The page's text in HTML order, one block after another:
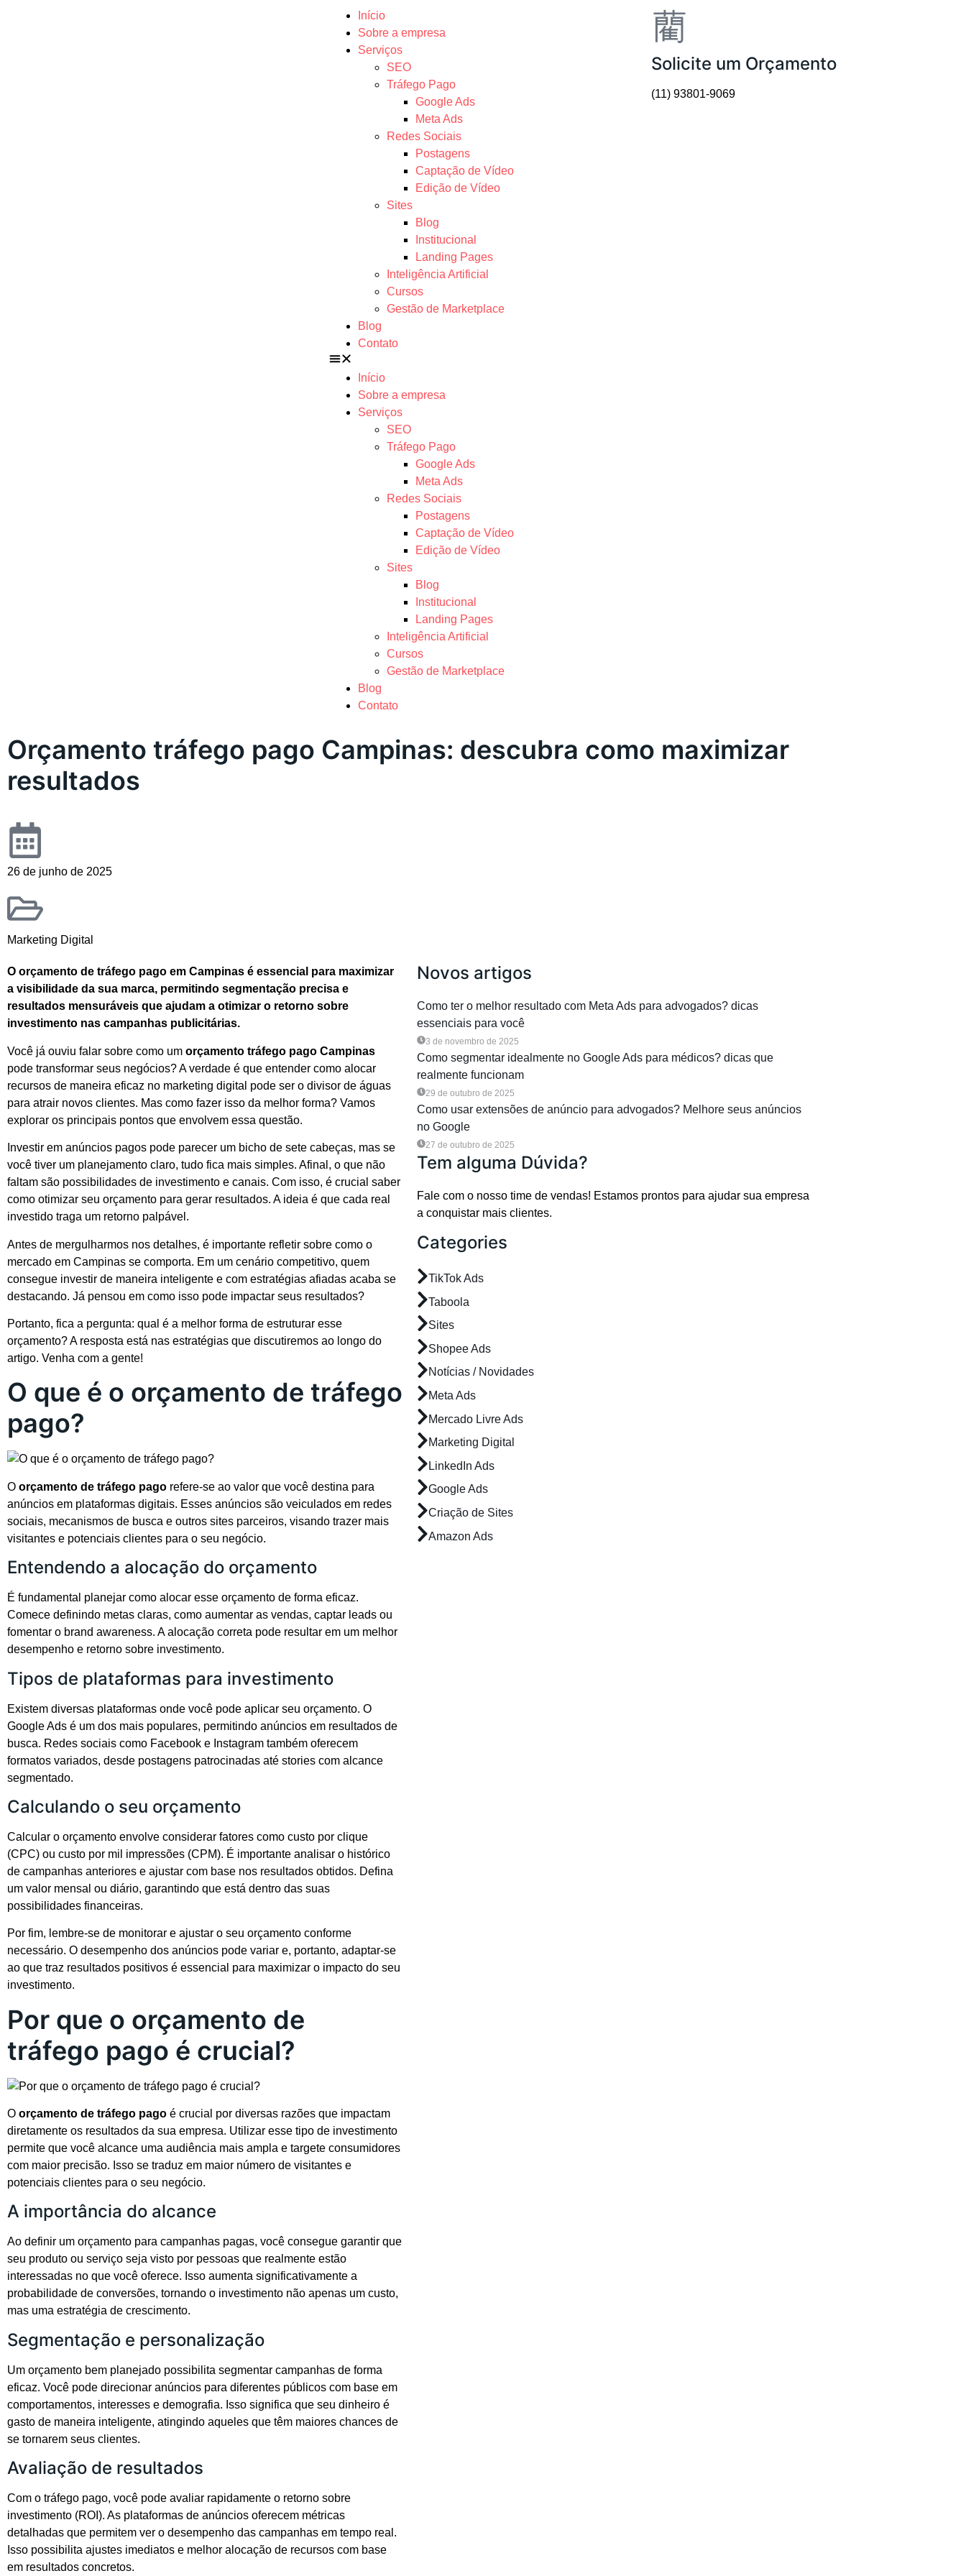
Início
Sobre a empresa
Serviços
SEO
Tráfego Pago
Google Ads
Meta Ads
Redes Sociais
Postagens
Captação de Vídeo
Edição de Vídeo
Sites
Blog
Institucional
Landing Pages
Inteligência Artificial
Cursos
Gestão de Marketplace
Blog
Contato
Início
Sobre a empresa
Serviços
SEO
Tráfego Pago
Google Ads
Meta Ads
Redes Sociais
Postagens
Captação de Vídeo
Edição de Vídeo
Sites
Blog
Institucional
Landing Pages
Inteligência Artificial
Cursos
Gestão de Marketplace
Blog
Contato
Solicite um Orçamento
(11) 93801-9069
Orçamento tráfego pago Campinas: descubra como maximizar
resultados
26 de junho de 2025
Marketing Digital
O orçamento de tráfego pago em Campinas é essencial para maximizar
a visibilidade da sua marca, permitindo segmentação precisa e
resultados mensuráveis que ajudam a otimizar o retorno sobre
investimento nas campanhas publicitárias.
Você já ouviu falar sobre como um orçamento tráfego pago Campinas
pode transformar seus negócios? A verdade é que entender como alocar
recursos de maneira eficaz no marketing digital pode ser o divisor de águas
para atrair novos clientes. Mas como fazer isso da melhor forma? Vamos
explorar os principais pontos que envolvem essa questão.
Investir em anúncios pagos pode parecer um bicho de sete cabeças, mas se
você tiver um planejamento claro, tudo fica mais simples. Afinal, o que não
faltam são possibilidades de investimento e canais. Com isso, é crucial saber
como otimizar seu orçamento para gerar resultados. A ideia é que cada real
investido traga um retorno palpável.
Antes de mergulharmos nos detalhes, é importante refletir sobre como o
mercado em Campinas se comporta. Em um cenário competitivo, quem
consegue investir de maneira inteligente e com estratégias afiadas acaba se
destacando. Já pensou em como isso pode impactar seus resultados?
Portanto, fica a pergunta: qual é a melhor forma de estruturar esse
orçamento? A resposta está nas estratégias que discutiremos ao longo do
artigo. Venha com a gente!
O que é o orçamento de tráfego
pago?
O orçamento de tráfego pago refere-se ao valor que você destina para
anúncios em plataformas digitais. Esses anúncios são veiculados em redes
sociais, mecanismos de busca e outros sites parceiros, visando trazer mais
visitantes e potenciais clientes para o seu negócio.
Entendendo a alocação do orçamento
É fundamental planejar como alocar esse orçamento de forma eficaz.
Comece definindo metas claras, como aumentar as vendas, captar leads ou
fomentar o brand awareness. A alocação correta pode resultar em um melhor
desempenho e retorno sobre investimento.
Tipos de plataformas para investimento
Existem diversas plataformas onde você pode aplicar seu orçamento. O
Google Ads é um dos mais populares, permitindo anúncios em resultados de
busca. Redes sociais como Facebook e Instagram também oferecem
formatos variados, desde postagens patrocinadas até stories com alcance
segmentado.
Calculando o seu orçamento
Calcular o orçamento envolve considerar fatores como custo por clique
(CPC) ou custo por mil impressões (CPM). É importante analisar o histórico
de campanhas anteriores e ajustar com base nos resultados obtidos. Defina
um valor mensal ou diário, garantindo que está dentro das suas
possibilidades financeiras.
Por fim, lembre-se de monitorar e ajustar o seu orçamento conforme
necessário. O desempenho dos anúncios pode variar e, portanto, adaptar-se
ao que traz resultados positivos é essencial para maximizar o impacto do seu
investimento.
Por que o orçamento de
tráfego pago é crucial?
O orçamento de tráfego pago é crucial por diversas razões que impactam
diretamente os resultados da sua empresa. Utilizar esse tipo de investimento
permite que você alcance uma audiência mais ampla e targete consumidores
com maior precisão. Isso se traduz em maior número de visitantes e
potenciais clientes para o seu negócio.
A importância do alcance
Ao definir um orçamento para campanhas pagas, você consegue garantir que
seu produto ou serviço seja visto por pessoas que realmente estão
interessadas no que você oferece. Isso aumenta significativamente a
probabilidade de conversões, tornando o investimento não apenas um custo,
mas uma estratégia de crescimento.
Segmentação e personalização
Um orçamento bem planejado possibilita segmentar campanhas de forma
eficaz. Você pode direcionar anúncios para diferentes públicos com base em
comportamentos, interesses e demografia. Isso significa que seu dinheiro é
gasto de maneira inteligente, atingindo aqueles que têm maiores chances de
se tornarem seus clientes.
Avaliação de resultados
Com o tráfego pago, você pode avaliar rapidamente o retorno sobre
investimento (ROI). As plataformas de anúncios oferecem métricas
detalhadas que permitem ver o desempenho das campanhas em tempo real.
Isso possibilita ajustes imediatos e melhor alocação de recursos com base
em resultados concretos.
Novos artigos
Como ter o melhor resultado com Meta Ads para advogados? dicas
essenciais para você
3 de novembro de 2025
Como segmentar idealmente no Google Ads para médicos? dicas que
realmente funcionam
29 de outubro de 2025
Como usar extensões de anúncio para advogados? Melhore seus anúncios
no Google
27 de outubro de 2025
Tem alguma Dúvida?
Fale com o nosso time de vendas! Estamos prontos para ajudar sua empresa
a conquistar mais clientes.
Categories
TikTok Ads
Taboola
Sites
Shopee Ads
Notícias / Novidades
Meta Ads
Mercado Livre Ads
Marketing Digital
LinkedIn Ads
Google Ads
Criação de Sites
Amazon Ads